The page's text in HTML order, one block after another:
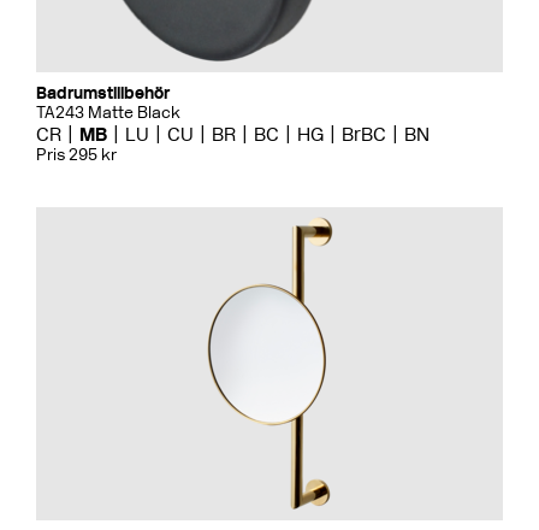
Badrumstillbehör
TA243 Matte Black
CR MB LU CU BR BC HG BrBC BN
Pris 295 kr